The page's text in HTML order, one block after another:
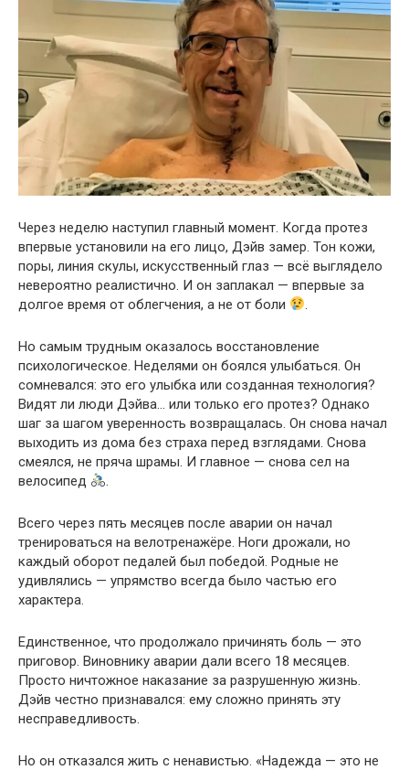
Через неделю наступил главный момент. Когда протез
впервые установили на его лицо, Дэйв замер. Тон кожи,
поры, линия скулы, искусственный глаз — всё выглядело
невероятно реалистично. И он заплакал — впервые за
долгое время от облегчения, а не от боли
Но самым трудным оказалось восстановление
психологическое. Неделями он боялся улыбаться. Он
сомневался: это его улыбка или созданная технология?
Видят ли люди Дэйва… или только его протез? Однако
шаг за шагом уверенность возвращалась. Он снова начал
выходить из дома без страха перед взглядами. Снова
смеялся, не пряча шрамы. И главное — снова сел на
велосипед
Всего через пять месяцев после аварии он начал
тренироваться на велотренажёре. Ноги дрожали, но
каждый оборот педалей был победой. Родные не
удивлялись — упрямство всегда было частью его
характера.
Единственное, что продолжало причинять боль — это
приговор. Виновнику аварии дали всего 18 месяцев.
Просто ничтожное наказание за разрушенную жизнь.
Дэйв честно признавался: ему сложно принять эту
несправедливость.
Но он отказался жить с ненавистью. «Надежда — это не